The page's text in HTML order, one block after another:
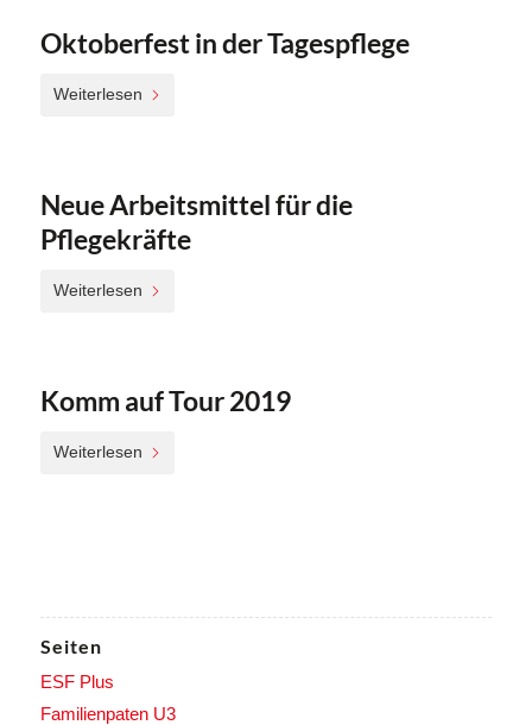
Oktoberfest in der Tagespflege
Weiterlesen
Neue Arbeitsmittel für die
Pflegekräfte
Weiterlesen
Komm auf Tour 2019
Weiterlesen
Seiten
ESF Plus
Familienpaten U3